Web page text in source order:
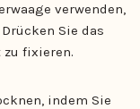
verwenden,
Sie das
zu fixieren.
indem Sie